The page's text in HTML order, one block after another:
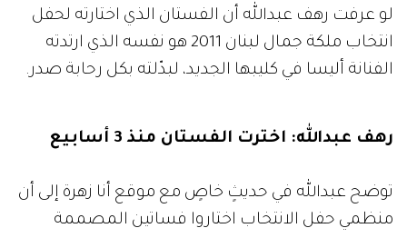
لو عرفت رهف عبدالله أن الفستان الذي اختارته لحفل
انتخاب ملكة جمال لبنان 2011 هو نفسه الذي ارتدته
الفنانة أليسا في كليبها الجديد، لبدّلته بكل رحابة صدر.
رهف عبدالله: اخترت الفستان منذ 3 أسابيع
توضح عبدالله في حديثٍ خاصٍ مع موقع أنا زهرة إلى أن
منظمي حفل الانتخاب اختاروا فساتين المصممة